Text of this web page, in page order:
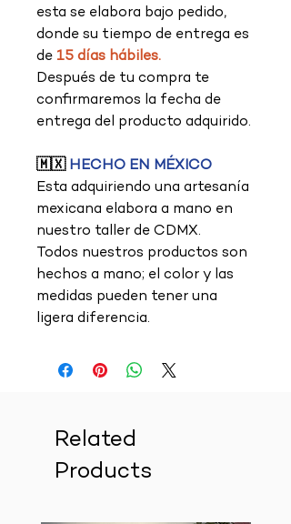
esta se elabora bajo pedido,
donde su tiempo de entrega es
de 15 días hábiles.
Después de tu compra te
confirmaremos la fecha de
entrega del producto adquirido.
🇲🇽 HECHO EN MÉXICO
Esta adquiriendo una artesanía
mexicana elabora a mano en
nuestro taller de CDMX.
Todos nuestros productos son
hechos a mano; el color y las
medidas pueden tener una
ligera diferencia.
Related
Products